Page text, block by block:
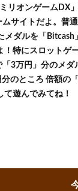
リオンゲームDX
サイトだよ。普
メダルを「Bitcash
！特にスロットゲ
3万円」分のメダ
のところ 倍額の
て遊んでみてね！